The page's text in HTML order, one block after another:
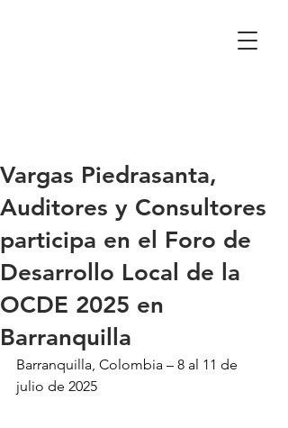
Vargas Piedrasanta,
Auditores y Consultores
participa en el Foro de
Desarrollo Local de la
OCDE 2025 en
Barranquilla
Barranquilla, Colombia – 8 al 11 de
julio de 2025